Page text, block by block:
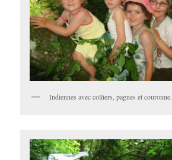
Indiennes avec colliers, pagnes et couronne.